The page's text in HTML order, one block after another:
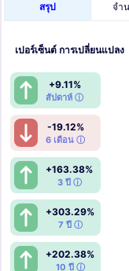
สรุป จำ
เปอร์เซ็นต์ การเปลี่ยนแปลง
+9.11%
สัปดาห์ ⓘ
-19.12%
6 เดือน ⓘ
+163.38%
3 ปี ⓘ
+303.29%
7 ปี ⓘ
+202.38%
10 ปี ⓘ